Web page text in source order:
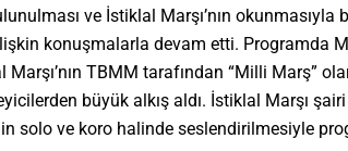
ve İstiklal Marşı’nın
konuşmalarla devam etti. Programda
TBMM tarafından “Milli Marş”
büyük alkış aldı. İstiklal Marşı
solo ve koro halinde seslendirilmesiyle